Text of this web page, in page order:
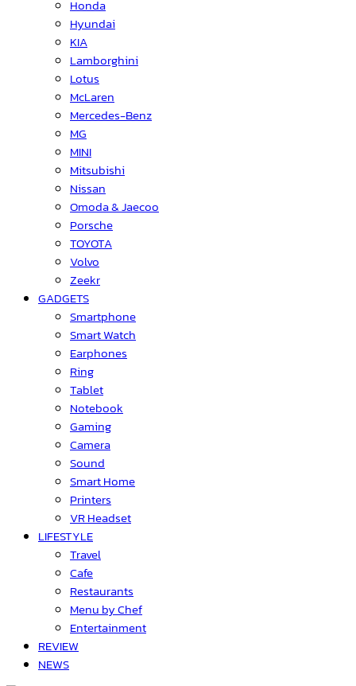
Honda
Hyundai
KIA
Lamborghini
Lotus
McLaren
Mercedes-Benz
MG
MINI
Mitsubishi
Nissan
Omoda & Jaecoo
Porsche
TOYOTA
Volvo
Zeekr
GADGETS
Smartphone
Smart Watch
Earphones
Ring
Tablet
Notebook
Gaming
Camera
Sound
Smart Home
Printers
VR Headset
LIFESTYLE
Travel
Cafe
Restaurants
Menu by Chef
Entertainment
REVIEW
NEWS